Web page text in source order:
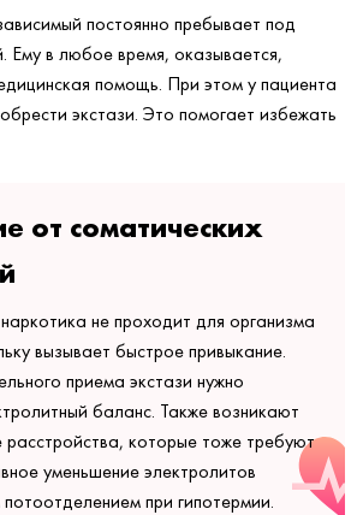
постоянно пребывает под
Ему в любое время, оказывается,
помощь. При этом у пациента
экстази. Это помогает избежать
от соматических
не проходит для организма
вызывает быстрое привыкание.
приема экстази нужно
баланс. Также возникают
расстройства, которые тоже требуют
уменьшение электролитов
при гипотермии.